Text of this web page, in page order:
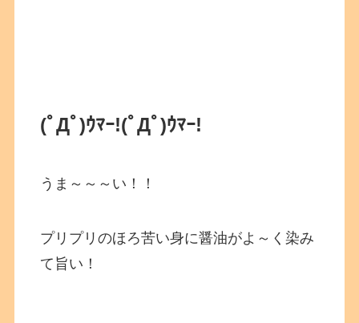
(ﾟДﾟ)ｳﾏｰ!(ﾟДﾟ)ｳﾏｰ!
うま～～～い！！
プリプリのほろ苦い身に醤油がよ～く染み
て旨い！